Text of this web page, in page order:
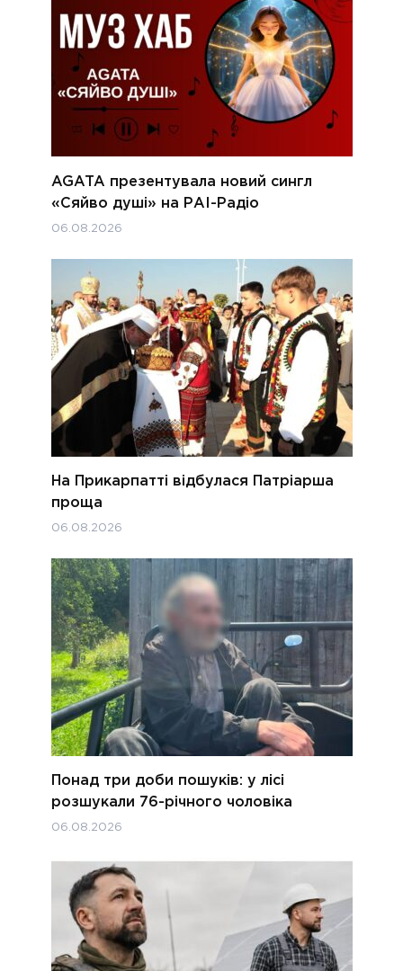
AGATA презентувала новий сингл
«Сяйво душі» на РАІ-Радіо
06.08.2026
На Прикарпатті відбулася Патріарша
проща
06.08.2026
Понад три доби пошуків: у лісі
розшукали 76-річного чоловіка
06.08.2026